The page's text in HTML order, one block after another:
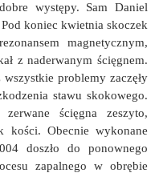
występy. Sam Daniel
koniec kwietnia skoczek
magnetycznym,
z naderwanym ścięgnem.
problemy zaczęły
stawu skokowego.
ścięgna zeszyto,
kości. Obecnie wykonane
doszło do ponownego
zapalnego w obrębie